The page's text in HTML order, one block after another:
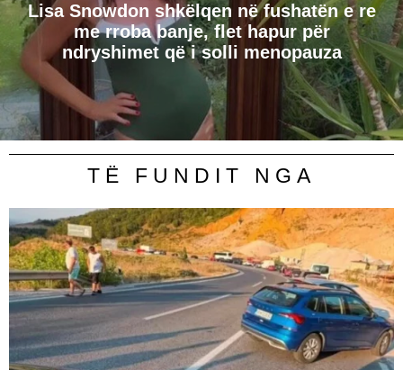
Lisa Snowdon shkëlqen në fushatën e re
me rroba banje, flet hapur për
ndryshimet që i solli menopauza
TË FUNDIT NGA